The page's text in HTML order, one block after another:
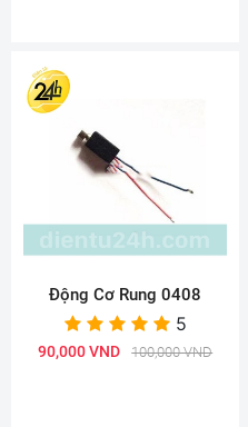
Động Cơ Rung 0408
5
90,000 VND 100,000 VND